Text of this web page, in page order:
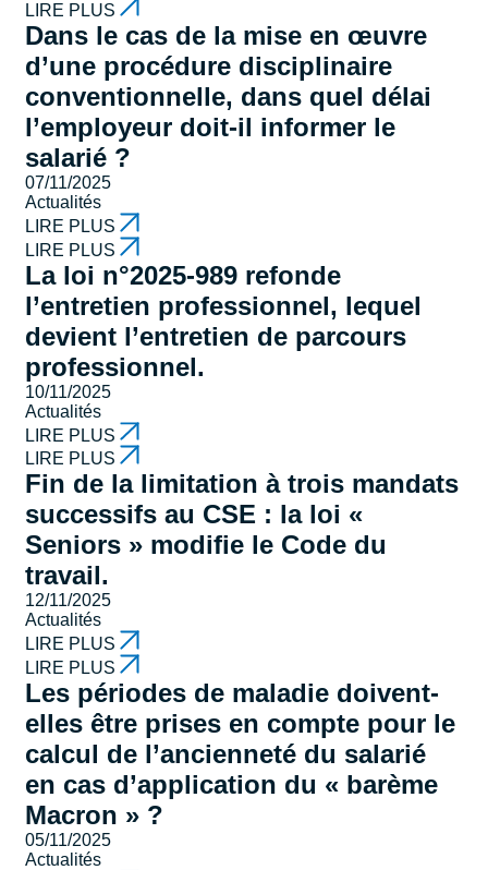
LIRE PLUS
Dans le cas de la mise en œuvre
d’une procédure disciplinaire
conventionnelle, dans quel délai
l’employeur doit-il informer le
salarié ?
07/11/2025
Actualités
LIRE PLUS
LIRE PLUS
La loi n°2025-989 refonde
l’entretien professionnel, lequel
devient l’entretien de parcours
professionnel.
10/11/2025
Actualités
LIRE PLUS
LIRE PLUS
Fin de la limitation à trois mandats
successifs au CSE : la loi «
Seniors » modifie le Code du
travail.
12/11/2025
Actualités
LIRE PLUS
LIRE PLUS
Les périodes de maladie doivent-
elles être prises en compte pour le
calcul de l’ancienneté du salarié
en cas d’application du « barème
Macron » ?
05/11/2025
Actualités